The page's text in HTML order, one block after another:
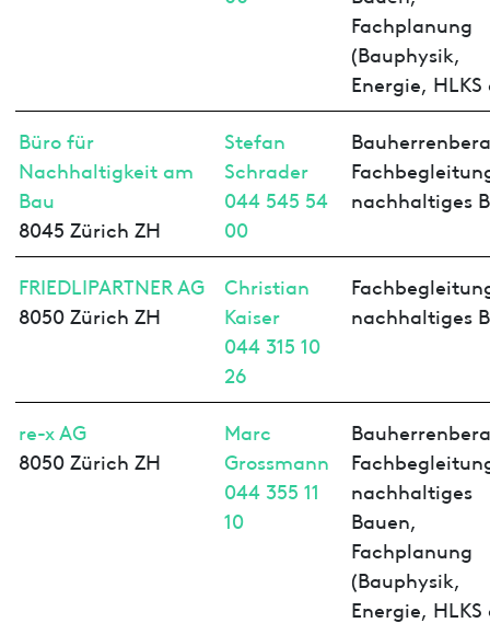
Fachplanung
(Bauphysik,
Energie, HLKS
Büro für
Nachhaltigkeit am
Bau
8045 Zürich ZH
Stefan
Schrader
044 545 54
00
nachhaltiges
FRIEDLIPARTNER AG
8050 Zürich ZH
Christian
Kaiser
044 315 10
26
nachhaltiges
re-x AG
8050 Zürich ZH
Marc
Grossmann
044 355 11
10
nachhaltiges
Bauen,
Fachplanung
(Bauphysik,
Energie, HLKS